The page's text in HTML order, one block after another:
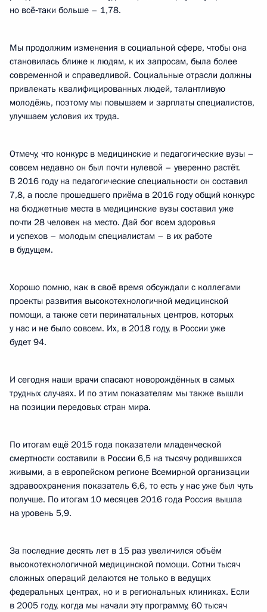
но всё‑таки больше – 1,78.
Мы продолжим изменения в социальной сфере, чтобы она
становилась ближе к людям, к их запросам, была более
современной и справедливой. Социальные отрасли должны
привлекать квалифицированных людей, талантливую
молодёжь, поэтому мы повышаем и зарплаты специалистов,
улучшаем условия их труда.
Отмечу, что конкурс в медицинские и педагогические вузы –
совсем недавно он был почти нулевой – уверенно растёт.
В 2016 году на педагогические специальности он составил
7,8, а после прошедшего приёма в 2016 году общий конкурс
на бюджетные места в медицинские вузы составил уже
почти 28 человек на место. Дай бог всем здоровья
и успехов – молодым специалистам – в их работе
в будущем.
Хорошо помню, как в своё время обсуждали с коллегами
проекты развития высокотехнологичной медицинской
помощи, а также сети перинатальных центров, которых
у нас и не было совсем. Их, в 2018 году, в России уже
будет 94.
И сегодня наши врачи спасают новорождённых в самых
трудных случаях. И по этим показателям мы также вышли
на позиции передовых стран мира.
По итогам ещё 2015 года показатели младенческой
смертности составили в России 6,5 на тысячу родившихся
живыми, а в европейском регионе Всемирной организации
здравоохранения показатель 6,6, то есть у нас уже был чуть
получше. По итогам 10 месяцев 2016 года Россия вышла
на уровень 5,9.
За последние десять лет в 15 раз увеличился объём
высокотехнологичной медицинской помощи. Сотни тысяч
сложных операций делаются не только в ведущих
федеральных центрах, но и в региональных клиниках. Если
в 2005 году, когда мы начали эту программу, 60 тысяч